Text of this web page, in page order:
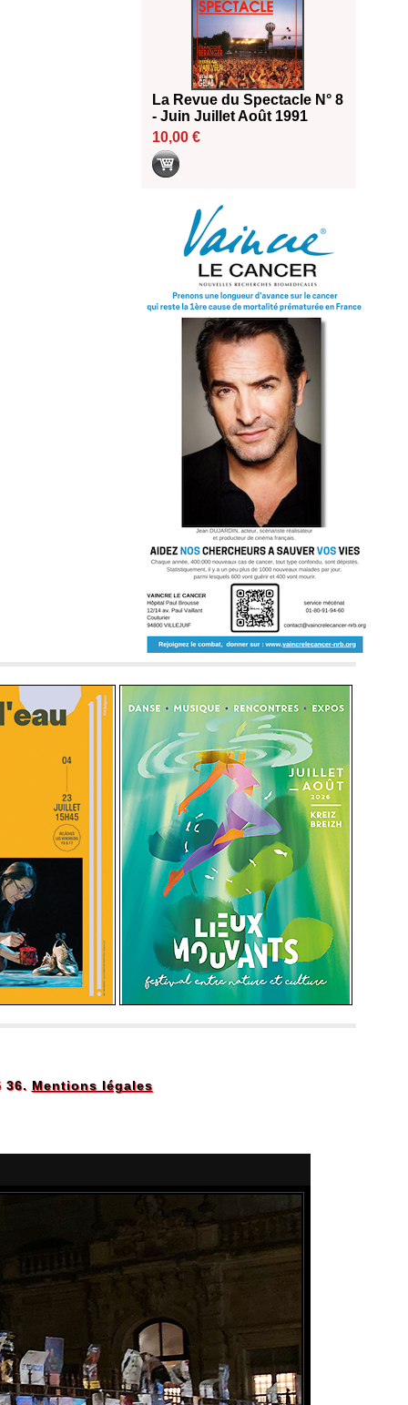
La Revue du Spectacle N° 8
- Juin Juillet Août 1991
10,00 €
36. Mentions légales